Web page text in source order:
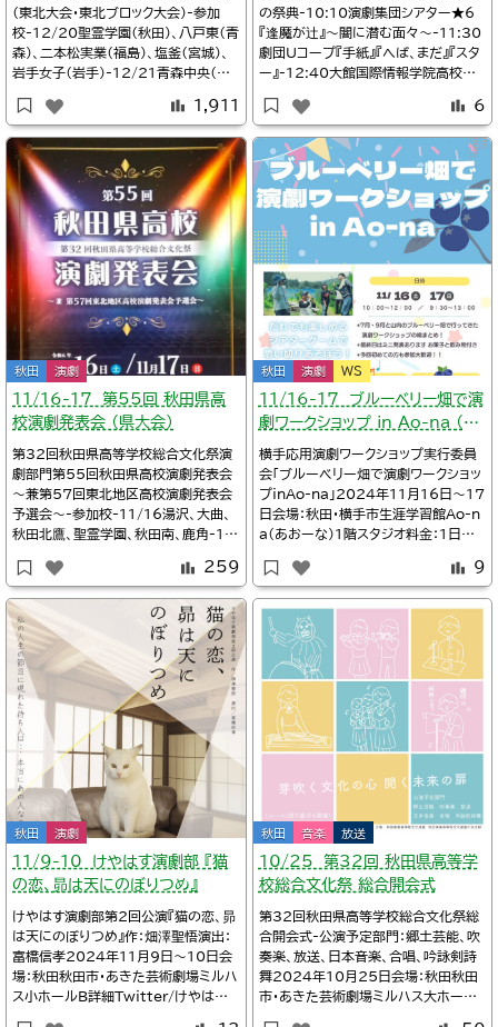
（東北大会・東北ブロック大会）-参加
校-12/20聖霊学園（秋田）、八戸東（青
森）、二本松実業（福島）、塩釜（宮城）、
岩手女子（岩手）-12/21青森中央（青
仙台第三（宮城）、一関第二（岩手）、秋
田北（秋田）-12/22秋田南（秋田）、山
形中央（山形）2024年12月18日～2
2日会場：秋田大館・ほくしか鹿鳴ホー
ル（大館市民
1,911
の祭典-10:10演劇集団シアター★6
『逢魔が辻』～闇に潜む面々～-11:30
劇団Uコープ『手紙』『へば、まだ』『スタ
ー』-12:40大館国際情報学院高校演
部-13:50黒子座きっず（町内小中学
生）『2024年度版山神社のお札』～日
本昔話三枚のお札より～2024年11
月24日会場：秋田鹿角・小坂町康楽館
開演10:00入場
6
秋田 演劇
11/16-17 第55回 秋田県高
校演劇発表会 （県大会）
第32回秋田県高等学校総合文化祭演
劇部門第55回秋田県高校演劇発表会
～兼第57回東北地区高校演劇発表会
予選会～-参加校-11/16湯沢、大曲、
秋田北鷹、聖霊学園、秋田南、鹿角-1
学院、本荘2024年11月16日～17日
会場：秋田大館・ほくしか鹿鳴ホール
（大館市民文化会館）詳細Twitter/秋
田県高校演劇協議会@chighek※タイ
ムテーブル、上演作品Twit
259
秋田 演劇 WS
11/16-17 ブルーベリー畑で演
劇ワークショップ in Ao-na （秋
田県）
横手応用演劇ワークショップ実行委員
会「ブルーベリー畑で演劇ワークショッ
プinAo-na」2024年11月16日～17
日会場：秋田・横手市生涯学習館Ao-n
a（あおーな）1階スタジオ料金：1日￥1
ルーベリー畑で演劇ワークショップ参
加者募集中！【秋田県横手市】Twitte
r/秋田中央街区演劇研究室@centhe
alab来週の11月16日(土)と17日
(日)2日間に
9
秋田 演劇
11/9-10 けやはす演劇部 『猫
の恋、昴は天にのぼりつめ』
けやはす演劇部第2回公演『猫の恋、昴
は天にのぼりつめ』作：畑澤聖悟演出：
富橋信孝2024年11月9日～10日会
場：秋田秋田市・あきた芸術劇場ミルハ
ス小ホールB詳細Twitter/けやはす
秋田 音楽 放送
10/25 第32回 秋田県高等学
校総合文化祭 総合開会式
第32回秋田県高等学校総合文化祭総
合開会式-公演予定部門：郷土芸能、吹
奏楽、放送、日本音楽、合唱、吟詠剣詩
舞2024年10月25日会場：秋田秋田
市・あきた芸術劇場ミルハス大ホール